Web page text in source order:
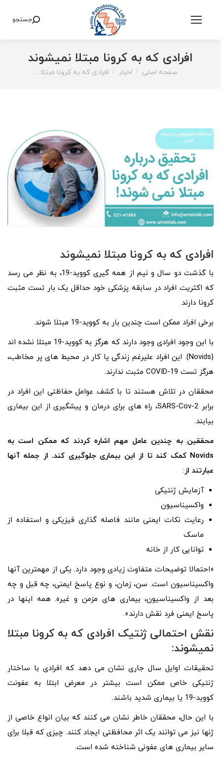
Search:
جستجو
افرادی که به کرونا مبتلا نمیشوند
You are here:
صفحه اصلی اخبار افرادی که به کرونا مبتلا…
افرادی که به کرونا مبتلا نمیشوند
با گذشت دو سال و نیم از همه گیری کووید-19، به نظر می رسد
که اکثریت افراد در سابقه پزشکی خود حداقل یک بار تست مثبت
کرونا دارند.
برخی افراد ممکن است چندین بار به کووید-19 مبتلا شوند.
با این وجود افرادی وجود دارند که هرگز به کووید-19 مبتلا نشده اند
(Novids). این افراد علیرغم زندگی یا کار در محیط های پر مخاطب،
هرگز تست COVID-19 مثبت ندارند.
محققان در تلاش هستند تا با کشف عوامل حفاظتی این افراد در
برابر SARS-Cov-2، راه های برای درمان و پیشگیری از این بیماری
بیابند.
محققین به چندین عامل مهم اشاره کردند که ممکن است به
Novids کمک کند تا از این بیماری جلوگیری کند. از جمله آنها
عبارتند از:
آزمایش ژنتیکی
واکسیناسیون
رعایت نکات ایمنی مانند فاصله گذاری فیزیکی و استفاده از
ماسک
توانایی کار از خانه
«احتمالا توضیحات متفاوت زیادی وجود دارد. یکی از مهمترین آنها
واکسیناسیون است. سن، زمان، و نوع پاسخ ایمنی، چه قبل و چه
بعد از واکسیناسیون، بیماری های مزمن و غیره. همه اینها در
پاسخ ایمنی فرد نقش دارند».
نقش احتمالی ژنتیک افرادی که به کرونا مبتلا
نمیشوند:
تحقیقات اوایل سال جاری نشان می دهد که افرادی با ساختار
ژنتیکی خاص ممکن است بیشتر در معرض ابتلا به عفونت
کووید-19 یا بیماری شدید باشند.
با این حال، محققان خاطر نشان می کنند که بیان انواع خاصی از
ژنها نیز می توانند یک اثر محافظتی ایجاد کنند. چیزی که قبلا برای
سایر بیماری های عفونی شناخته شده است.